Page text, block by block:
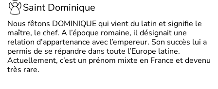
Saint Dominique
Nous fêtons DOMINIQUE qui vient du latin et signifie le
maître, le chef. A l’époque romaine, il désignait une
relation d’appartenance avec l’empereur. Son succès lui a
permis de se répandre dans toute l’Europe latine.
Actuellement, c’est un prénom mixte en France et devenu
très rare.